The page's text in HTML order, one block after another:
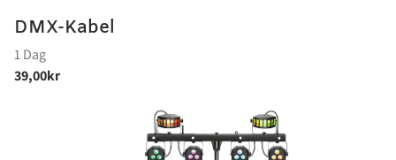
DMX-Kabel